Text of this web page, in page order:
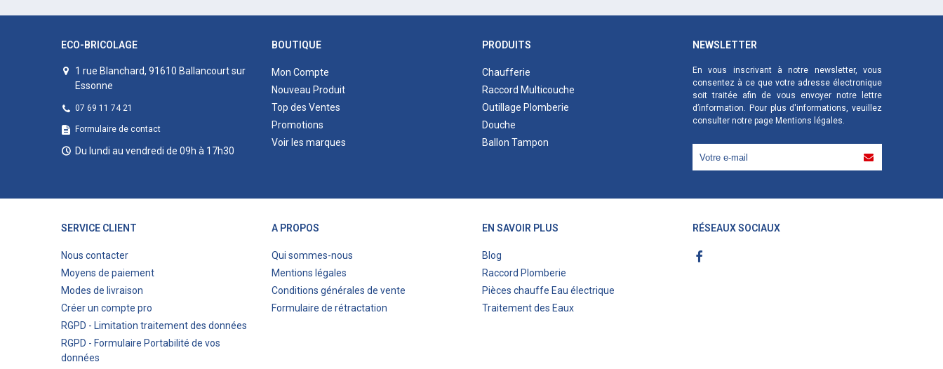
ECO-BRICOLAGE
1 rue Blanchard, 91610 Ballancourt sur
Essonne
07 69 11 74 21
Formulaire de contact
Du lundi au vendredi de 09h à 17h30
BOUTIQUE
Mon Compte
Nouveau Produit
Top des Ventes
Promotions
Voir les marques
PRODUITS
Chaufferie
Raccord Multicouche
Outillage Plomberie
Douche
Ballon Tampon
NEWSLETTER
En vous inscrivant à notre newsletter, vous
consentez à ce que votre adresse électronique
soit traitée afin de vous envoyer notre lettre
d’information. Pour plus d'informations, veuillez
consulter notre page Mentions légales.
SERVICE CLIENT
Nous contacter
Moyens de paiement
Modes de livraison
Créer un compte pro
RGPD - Limitation traitement des données
RGPD - Formulaire Portabilité de vos
données
A PROPOS
Qui sommes-nous
Mentions légales
Conditions générales de vente
Formulaire de rétractation
EN SAVOIR PLUS
Blog
Raccord Plomberie
Pièces chauffe Eau électrique
Traitement des Eaux
RÉSEAUX SOCIAUX